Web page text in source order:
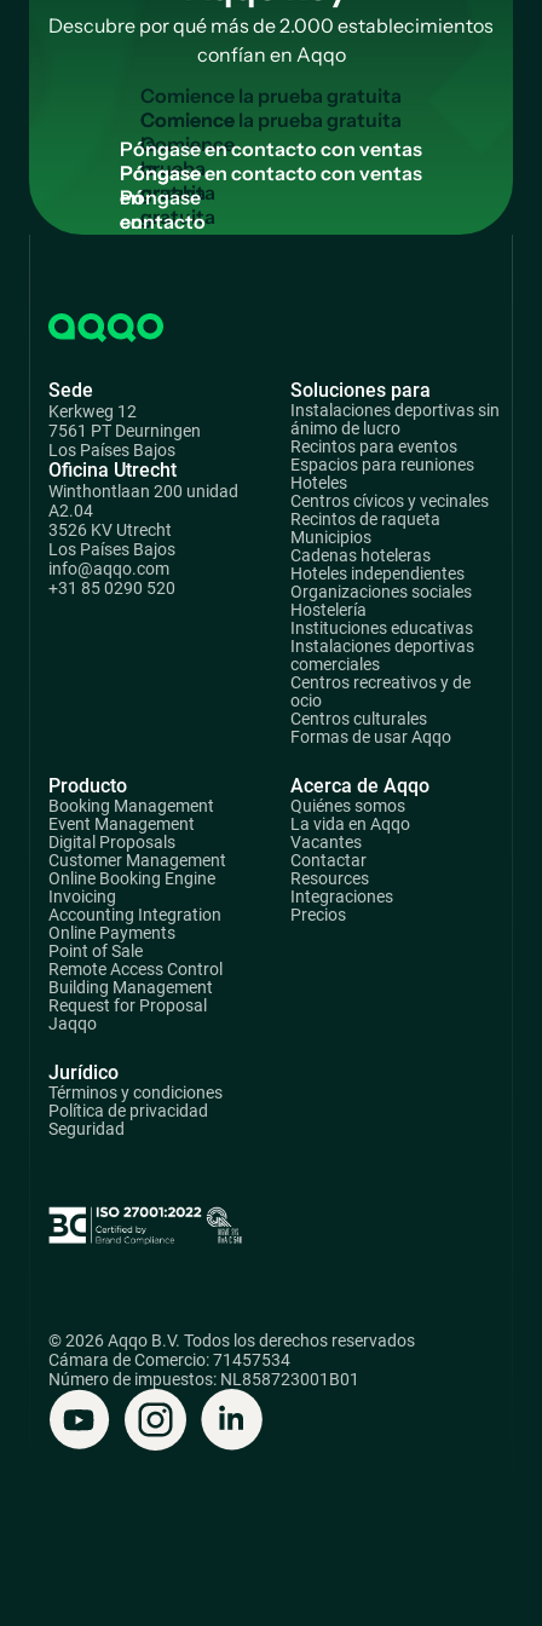
Descubre por qué más de 2.000 establecimientos
confían en Aqqo
Comiencela pruebagratuita
Comience
la
prueba
gratuita
Póngaseencontactoconventas
Póngase
en
contacto
Sede
Kerkweg 12
7561 PT Deurningen
Los Países Bajos
Oficina Utrecht
Winthontlaan 200 unidad
A2.04
3526 KV Utrecht
Los Países Bajos
info@aqqo.com
+31 85 0290 520
Producto
Booking Management
Event Management
Digital Proposals
Customer Management
Online Booking Engine
Invoicing
Accounting Integration
Online Payments
Point of Sale
Remote Access Control
Building Management
Request for Proposal
Jaqqo
Soluciones para
Instalaciones deportivas sin
ánimo de lucro
Recintos para eventos
Espacios para reuniones
Hoteles
Centros cívicos y vecinales
Recintos de raqueta
Municipios
Cadenas hoteleras
Hoteles independientes
Organizaciones sociales
Hostelería
Instituciones educativas
Instalaciones deportivas
comerciales
Centros recreativos y de
ocio
Centros culturales
Formas de usar Aqqo
Acerca de Aqqo
Quiénes somos
La vida en Aqqo
Vacantes
Contactar
Resources
Integraciones
Precios
Jurídico
Términos y condiciones
Política de privacidad
Seguridad
© 2026 Aqqo B.V. Todos los derechos reservados
Cámara de Comercio: 71457534
Número de impuestos: NL858723001B01